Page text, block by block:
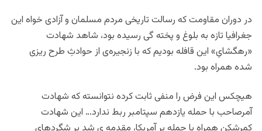
در دوران مقاومت که رسالت تاریخی مردم مسلمان و آزادی خواه این
جغرافیا تازه به بلوغ و پخته گی رسیده بود، شاهد شهادت
«رهگشایِ» این قافله بودیم که با زنجیره‌ی از حوادثِ طرح ریزی
شده همراه بود.
هیچکس این فرض را منفی ثابت کرده نتوانسته که شهادت
آمرصاحب با حمله یازدهم سپتامبر ربط ندارد… این شهادت